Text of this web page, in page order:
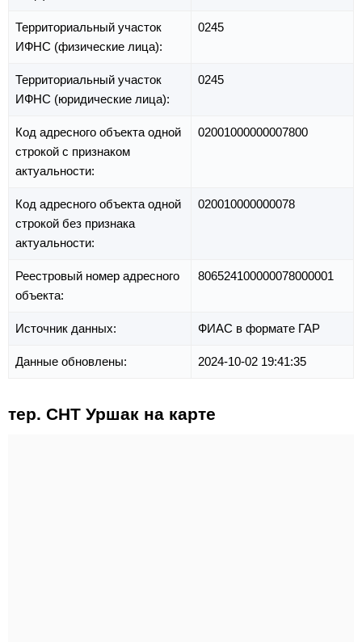
Территориальный участок
ИФНС (физические лица):
0245
Территориальный участок
ИФНС (юридические лица):
0245
Код адресного объекта одной
строкой с признаком
актуальности:
02001000000007800
Код адресного объекта одной
строкой без признака
актуальности:
020010000000078
Реестровый номер адресного
объекта:
806524100000078000001
Источник данных: ФИАС в формате ГАР
Данные обновлены: 2024-10-02 19:41:35
тер. СНТ Уршак на карте